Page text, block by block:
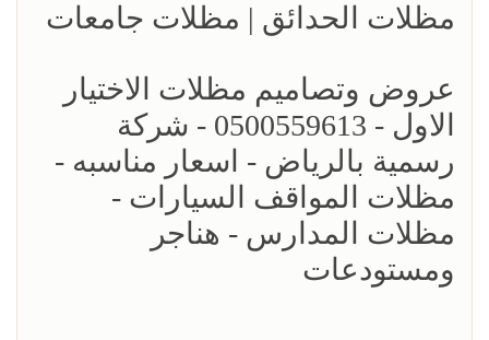
مظلات الحدائق | مظلات جامعات
عروض وتصاميم مظلات الاختيار
الاول - 0500559613 - شركة
رسمية بالرياض - اسعار مناسبه -
مظلات المواقف السيارات -
مظلات المدارس - هناجر
ومستودعات